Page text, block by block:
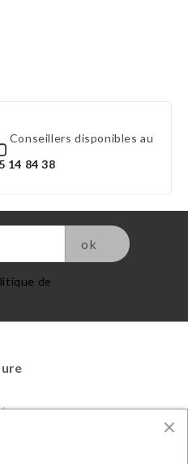
Conseillers disponibles au
14 84 38
de